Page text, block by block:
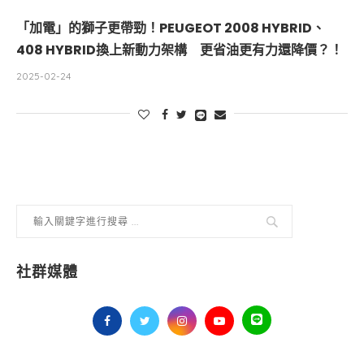
「加電」的獅子更帶勁！PEUGEOT 2008 HYBRID、
408 HYBRID換上新動力架構 更省油更有力還降價？！
2025-02-24
社群媒體